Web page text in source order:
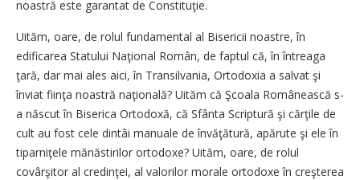
noastră este garantat de Constituţie.
Uităm, oare, de rolul fundamental al Bisericii noastre, în
edificarea Statului Naţional Român, de faptul că, în întreaga
ţară, dar mai ales aici, în Transilvania, Ortodoxia a salvat şi
înviat fiinţa noastră naţională? Uităm că Şcoala Românească s-
a născut în Biserica Ortodoxă, că Sfânta Scriptură şi cărţile de
cult au fost cele dintâi manuale de învăţătură, apărute şi ele în
tiparniţele mănăstirilor ortodoxe? Uităm, oare, de rolul
covârşitor al credinţei, al valorilor morale ortodoxe în creşterea